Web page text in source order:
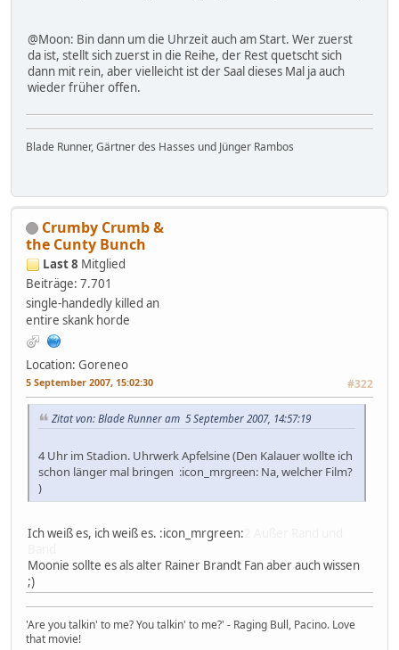
@Moon: Bin dann um die Uhrzeit auch am Start. Wer zuerst
da ist, stellt sich zuerst in die Reihe, der Rest quetscht sich
dann mit rein, aber vielleicht ist der Saal dieses Mal ja auch
wieder früher offen.
Blade Runner, Gärtner des Hasses und Jünger Rambos
Crumby Crumb &
the Cunty Bunch
Last 8 Mitglied
Beiträge: 7.701
single-handedly killed an
entire skank horde
Location: Goreneo
5 September 2007, 15:02:30 #322
Zitat von: Blade Runner am 5 September 2007, 14:57:19
4 Uhr im Stadion. Uhrwerk Apfelsine (Den Kalauer wollte ich
schon länger mal bringen :icon_mrgreen: Na, welcher Film?
)
Ich weiß es, ich weiß es. :icon_mrgreen:
Moonie sollte es als alter Rainer Brandt Fan aber auch wissen
;)
'Are you talkin' to me? You talkin' to me?' - Raging Bull, Pacino. Love
that movie!